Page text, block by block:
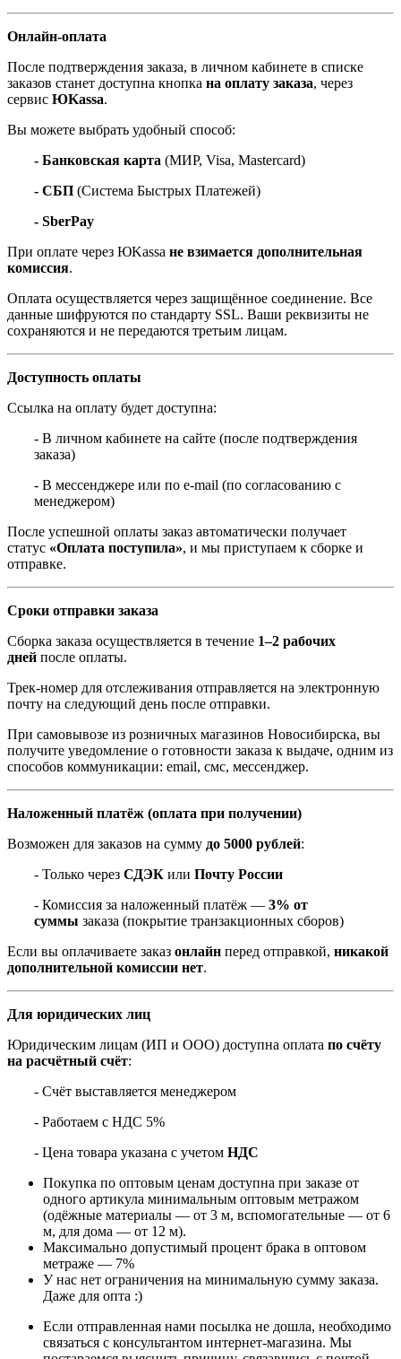
Онлайн-оплата
После подтверждения заказа, в личном кабинете в списке
заказов станет доступна кнопка на оплату заказа, через
сервис ЮKassa.
Вы можете выбрать удобный способ:
- Банковская карта (МИР, Visa, Mastercard)
- СБП (Система Быстрых Платежей)
- SberPay
При оплате через ЮKassa не взимается дополнительная
комиссия.
Оплата осуществляется через защищённое соединение. Все
данные шифруются по стандарту SSL. Ваши реквизиты не
сохраняются и не передаются третьим лицам.
Доступность оплаты
Ссылка на оплату будет доступна:
- В личном кабинете на сайте (после подтверждения
заказа)
- В мессенджере или по e-mail (по согласованию с
менеджером)
После успешной оплаты заказ автоматически получает
статус «Оплата поступила», и мы приступаем к сборке и
отправке.
Сроки отправки заказа
Сборка заказа осуществляется в течение 1–2 рабочих
дней после оплаты.
Трек-номер для отслеживания отправляется на электронную
почту на следующий день после отправки.
При самовывозе из розничных магазинов Новосибирска, вы
получите уведомление о готовности заказа к выдаче, одним из
способов коммуникации: email, смс, мессенджер.
Наложенный платёж (оплата при получении)
Возможен для заказов на сумму до 5000 рублей:
- Только через СДЭК или Почту России
- Комиссия за наложенный платёж — 3% от
суммы заказа (покрытие транзакционных сборов)
Если вы оплачиваете заказ онлайн перед отправкой, никакой
дополнительной комиссии нет.
Для юридических лиц
Юридическим лицам (ИП и ООО) доступна оплата по счёту
на расчётный счёт:
- Счёт выставляется менеджером
- Работаем с НДС 5%
- Цена товара указана с учетом НДС
Покупка по оптовым ценам доступна при заказе от
одного артикула минимальным оптовым метражом
(одёжные материалы — от 3 м, вспомогательные — от 6
м, для дома — от 12 м).
Максимально допустимый процент брака в оптовом
метраже — 7%
У нас нет ограничения на минимальную сумму заказа.
Даже для опта :)
Если отправленная нами посылка не дошла, необходимо
связаться с консультантом интернет-магазина. Мы